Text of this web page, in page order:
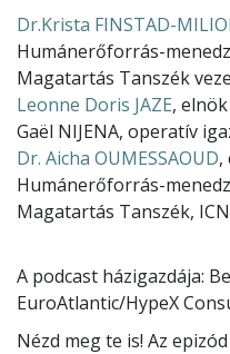
Dr.Krista FINSTAD-
Humánerőforrás-
Magatartás Tanszék
Leonne Doris JAZE,
Gaël NIJENA, operatív
Dr. Aicha OUMESSAOUD,
Humánerőforrás-
Magatartás Tanszék,
A podcast házigazdája:
EuroAtlantic/HypeX
Nézd meg te is! Az